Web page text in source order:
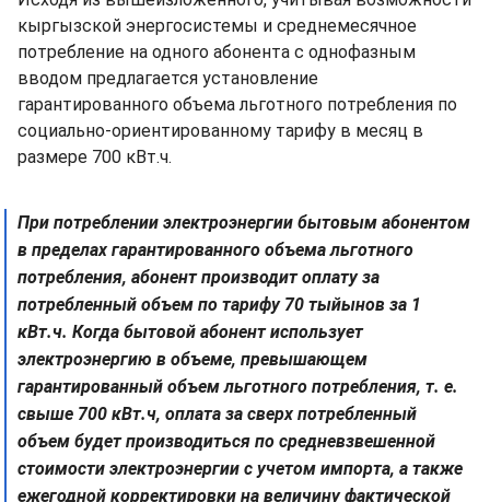
кыргызской энергосистемы и среднемесячное
потребление на одного абонента с однофазным
вводом предлагается установление
гарантированного объема льготного потребления по
социально-ориентированному тарифу в месяц в
размере 700 кВт.ч.
При потреблении электроэнергии бытовым абонентом
в пределах гарантированного объема льготного
потребления, абонент производит оплату за
потребленный объем по тарифу 70 тыйынов за 1
кВт.ч. Когда бытовой абонент использует
электроэнергию в объеме, превышающем
гарантированный объем льготного потребления, т. е.
свыше 700 кВт.ч, оплата за сверх потребленный
объем будет производиться по средневзвешенной
стоимости электроэнергии с учетом импорта, а также
ежегодной корректировки на величину фактической